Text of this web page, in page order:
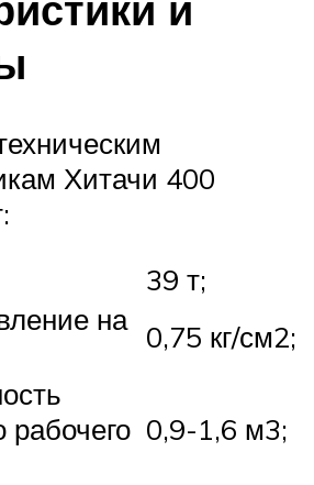
Хитачи 400
39 т;
на 0,75 кг/см2;
рабочего 0,9-1,6 м3;